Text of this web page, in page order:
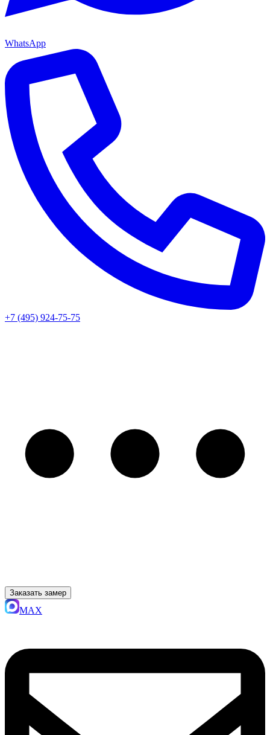
WhatsApp
+7 (495) 924-75-75
Заказать замер
MAX